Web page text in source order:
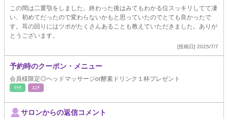
この間は二重顎をしました。終わった後はみてもわかる位スッキリしてて凄
い、初めてだったので変わらないかもと思っていたのでとても良かったで
す。耳の回りにはツボがたくさんあることも教えていただきました。ありが
とうございます。
[投稿日] 2025/7/7
予約時のクーポン・メニュー
会員様限定◎ヘッドマッサージor酵素ドリンク１杯プレゼント
ﾘﾗｸ ｴｽﾃ
サロンからの返信コメント